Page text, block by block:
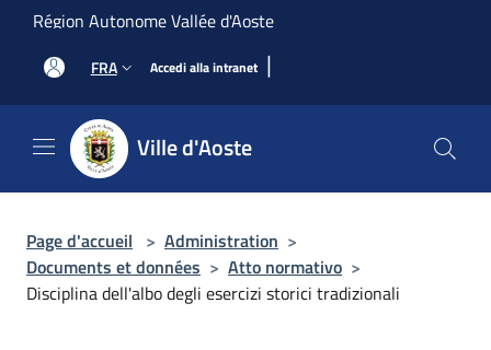
Salta al contenuto principale
Région Autonome Vallée d'Aoste
FRA Accedi alla intranet |
Ville d'Aoste
Page d'accueil > Administration >
Documents et données > Atto normativo >
Disciplina dell'albo degli esercizi storici tradizionali